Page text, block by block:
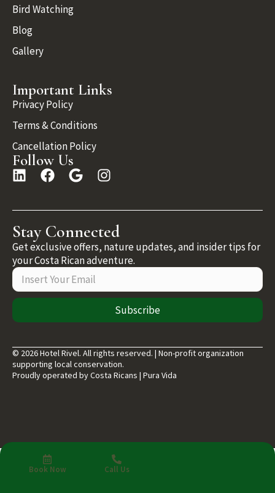
Book Now Call Us
Bird Watching
Blog
Gallery
Important Links
Privacy Policy
Terms & Conditions
Cancellation Policy
Follow Us
Stay Connected
Get exclusive offers, nature updates, and insider tips for
your Costa Rican adventure.
Subscribe
© 2026 Hotel Rivel. All rights reserved. | Non-profit organization
supporting local conservation.
Proudly operated by Costa Ricans | Pura Vida